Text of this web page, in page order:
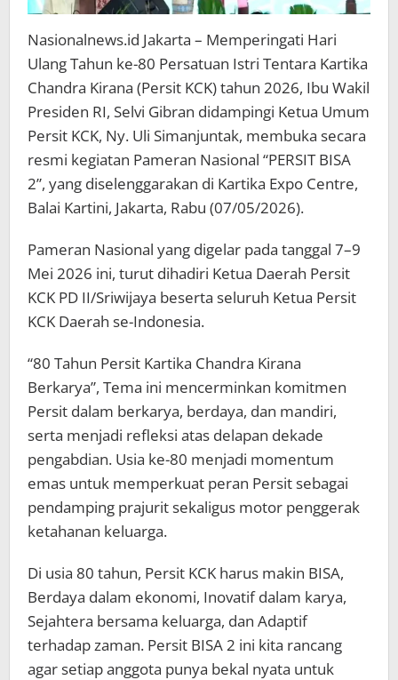
Nasionalnews.id Jakarta – Memperingati Hari
Ulang Tahun ke-80 Persatuan Istri Tentara Kartika
Chandra Kirana (Persit KCK) tahun 2026, Ibu Wakil
Presiden RI, Selvi Gibran didampingi Ketua Umum
Persit KCK, Ny. Uli Simanjuntak, membuka secara
resmi kegiatan Pameran Nasional “PERSIT BISA
2”, yang diselenggarakan di Kartika Expo Centre,
Balai Kartini, Jakarta, Rabu (07/05/2026).
Pameran Nasional yang digelar pada tanggal 7–9
Mei 2026 ini, turut dihadiri Ketua Daerah Persit
KCK PD II/Sriwijaya beserta seluruh Ketua Persit
KCK Daerah se-Indonesia.
“80 Tahun Persit Kartika Chandra Kirana
Berkarya”, Tema ini mencerminkan komitmen
Persit dalam berkarya, berdaya, dan mandiri,
serta menjadi refleksi atas delapan dekade
pengabdian. Usia ke-80 menjadi momentum
emas untuk memperkuat peran Persit sebagai
pendamping prajurit sekaligus motor penggerak
ketahanan keluarga.
Di usia 80 tahun, Persit KCK harus makin BISA,
Berdaya dalam ekonomi, Inovatif dalam karya,
Sejahtera bersama keluarga, dan Adaptif
terhadap zaman. Persit BISA 2 ini kita rancang
agar setiap anggota punya bekal nyata untuk